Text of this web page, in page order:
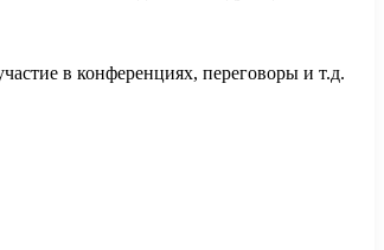
в конференциях, переговоры и т.д.